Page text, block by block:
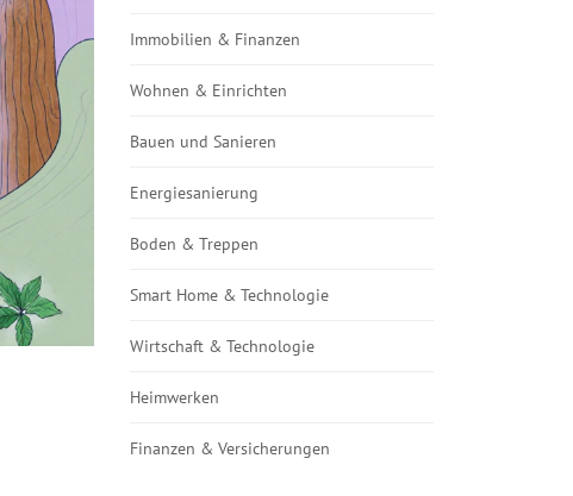
Immobilien & Finanzen
Wohnen & Einrichten
Bauen und Sanieren
Energiesanierung
Boden & Treppen
Smart Home & Technologie
Wirtschaft & Technologie
Heimwerken
Finanzen & Versicherungen